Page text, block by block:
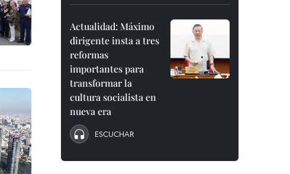
Actualidad: Máximo
dirigente insta a tres
reformas
importantes para
transformar la
cultura socialista en
nueva era
ESCUCHAR